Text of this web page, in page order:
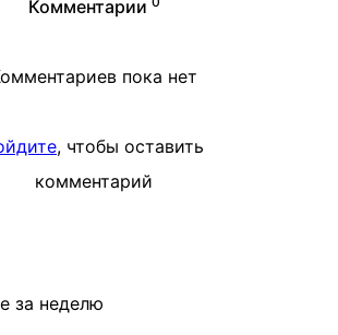
Комментарии
пока нет
, чтобы оставить
комментарий
за неделю